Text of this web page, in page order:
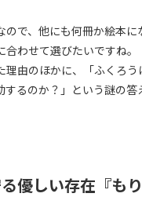
ので、他にも何冊か絵本に
わせて選びたいですね。
理由のほかに、「ふくろ
るのか？」という謎の答
優しい存在『も